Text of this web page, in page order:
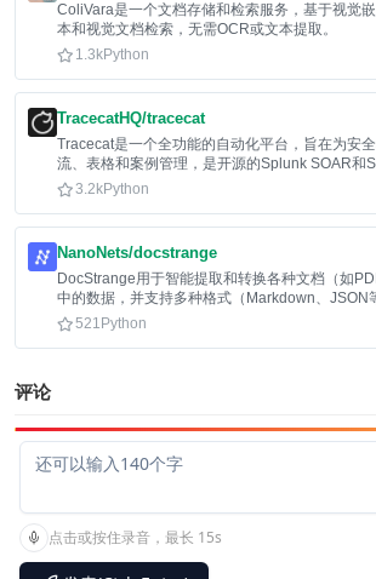
ColiVara是一个文档存储和检索服务，基于视觉
本和视觉文档检索，无需OCR或文本提取。
1.3kPython
TracecatHQ/tracecat
Tracecat是一个全功能的自动化平台，旨在为安
流、表格和案例管理，是开源的Splunk SOAR和
替代方案。
3.2kPython
NanoNets/docstrange
DocStrange用于智能提取和转换各种文档（如
中的数据，并支持多种格式（Markdown、JSON
利用文档信息。
521 Python
评论